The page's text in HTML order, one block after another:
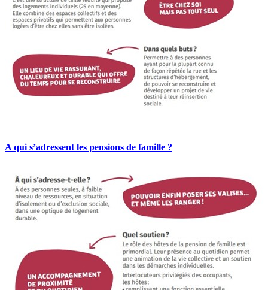
A qui s’adressent les pensions de famille ?